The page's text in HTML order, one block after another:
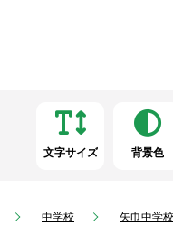
文字サイズ 背景色
中学校 矢巾中学校